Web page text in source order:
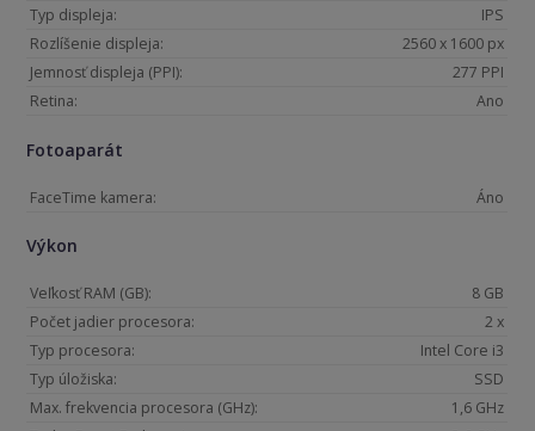
Typ displeja:
IPS
Rozlíšenie displeja:
2560 x 1600 px
Jemnosť displeja (PPI):
277 PPI
Retina:
Ano
Fotoaparát
FaceTime kamera: Áno
Výkon
Veľkosť RAM (GB):
8 GB
Počet jadier procesora:
2 x
Typ procesora:
Intel Core i3
Typ úložiska:
SSD
Max. frekvencia procesora (GHz):
1,6 GHz